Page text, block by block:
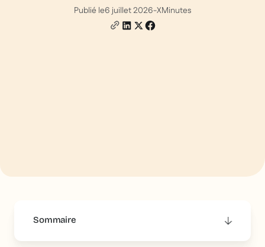
Publié le6 juillet 2026-XMinutes
Sommaire